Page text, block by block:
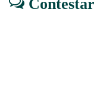
Contestar